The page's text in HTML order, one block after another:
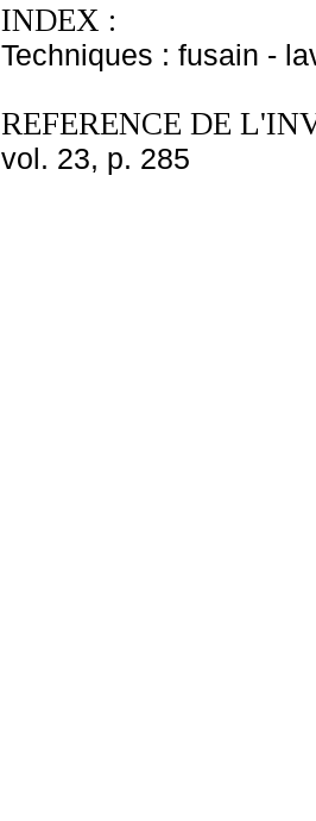
INDEX :
Techniques : fusain -
REFERENCE DE
vol. 23, p. 285